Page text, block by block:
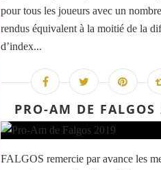
pour tous les joueurs avec un
rendus équivalent à la moitié de la
d’index...
PRO-AM DE FALGOS
FALGOS remercie par avance les